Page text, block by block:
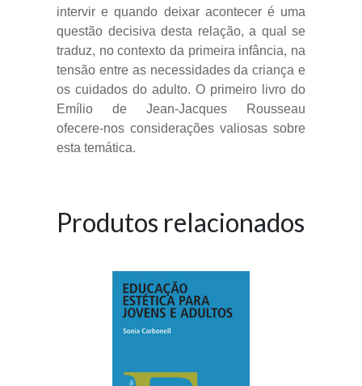
intervir e quando deixar acontecer é uma
questão decisiva desta relação, a qual se
traduz, no contexto da primeira infância, na
tensão entre as necessidades da criança e
os cuidados do adulto. O primeiro livro do
Emílio de Jean-Jacques Rousseau
ofecere-nos considerações valiosas sobre
esta temática.
Produtos relacionados